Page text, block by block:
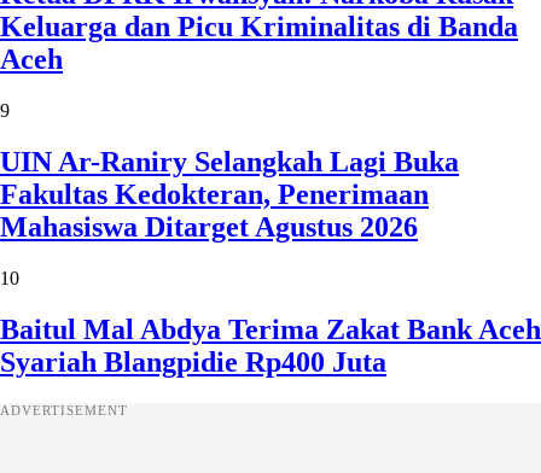
Keluarga dan Picu Kriminalitas di Banda
Aceh
9
UIN Ar-Raniry Selangkah Lagi Buka
Fakultas Kedokteran, Penerimaan
Mahasiswa Ditarget Agustus 2026
10
Baitul Mal Abdya Terima Zakat Bank Aceh
Syariah Blangpidie Rp400 Juta
ADVERTISEMENT